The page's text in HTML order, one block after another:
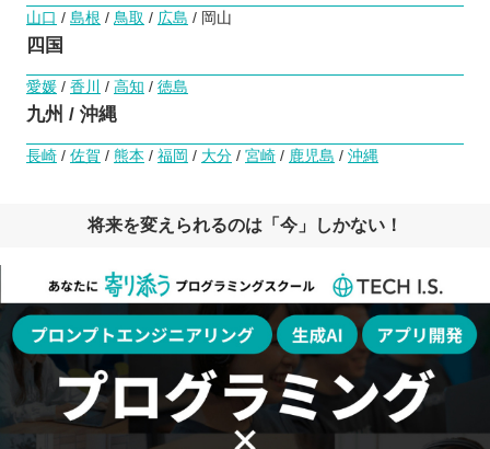
山口 / 島根 / 鳥取 / 広島 / 岡山
四国
愛媛 / 香川 / 高知 / 徳島
九州 / 沖縄
長崎 / 佐賀 / 熊本 / 福岡 / 大分 / 宮崎 / 鹿児島 / 沖縄
将来を変えられるのは「今」しかない！